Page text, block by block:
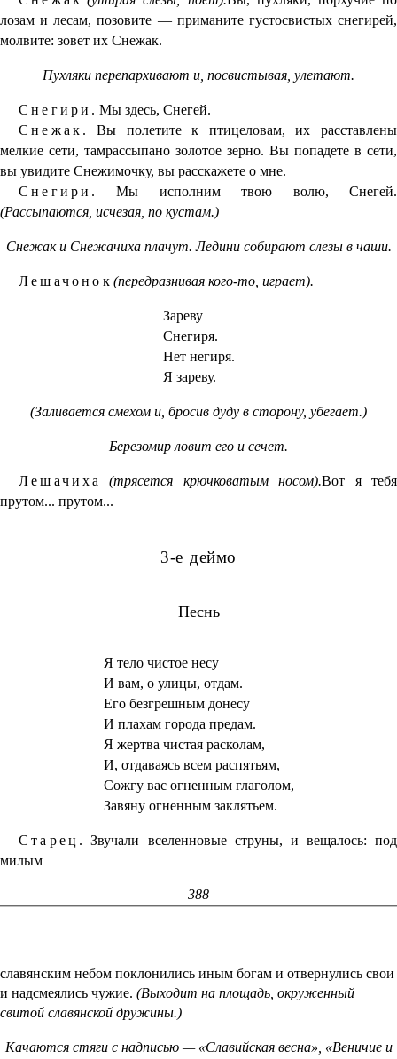
лозам и лесам, позовите — приманите густосвистых снегирей,
молвите: зовет их Снежак.
Пухляки перепархивают и, посвистывая, улетают.
Снегири. Мы здесь, Снегей.
Снежак. Вы полетите к птицеловам, их расставлены
мелкие сети, тамрассыпано золотое зерно. Вы попадете в сети,
вы увидите Снежимочку, вы расскажете о мне.
Снегири. Мы исполним твою волю, Снегей.
(Рассыпаются, исчезая, по кустам.)
Снежак и Снежачиха плачут. Ледини собирают слезы в чаши.
Лешачонок (передразнивая кого-то, играет).
Зареву
Снегиря.
Нет негиря.
Я зареву.
(Заливается смехом и, бросив дуду в сторону, убегает.)
Березомир ловит его и сечет.
Лешачиха (трясется крючковатым носом).Вот я тебя
прутом... прутом...
3-е деймо
Песнь
Я тело чистое несу
И вам, о улицы, отдам.
Его безгрешным донесу
И плахам города предам.
Я жертва чистая расколам,
И, отдаваясь всем распятьям,
Сожгу вас огненным глаголом,
Завяну огненным заклятьем.
Старец. Звучали вселенновые струны, и вещалось: под
милым
388
славянским небом поклонились иным богам и отвернулись свои
и надсмеялись чужие. (Выходит на площадь, окруженный
свитой славянской дружины.)
Качаются стяги с надписью — «Славийская весна», «Веничие и